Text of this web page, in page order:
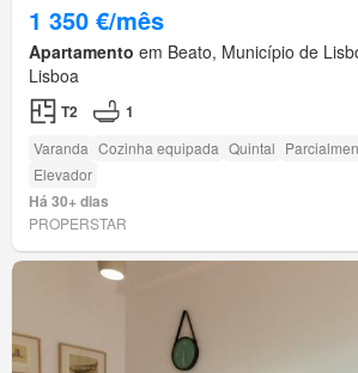
1 350 €/mês
Apartamento em Beato, Município de
Lisboa
T2 1
Varanda Cozinha equipada Quintal
Elevador
Há 30+ dias
PROPERSTAR